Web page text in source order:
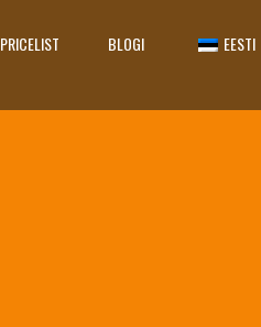
PRICELIST BLOGI EESTI